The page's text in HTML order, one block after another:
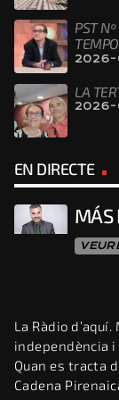
PST
2026-
LA
2026-
EN DIRECTE
MÁS
La Ràdio
independència i
Quan es tracta
Cadena